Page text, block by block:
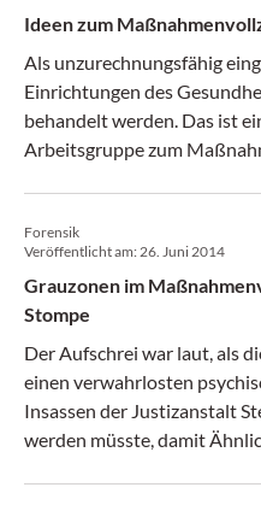
Ideen zum
Als unzurechnungsfähig
Einrichtungen des
behandelt werden. Das ist
Arbeitsgruppe zum
Forensik
Veröffentlicht am:26. Juni 2014
Grauzonen im
Stompe
Der Aufschrei war laut, als
einen verwahrlosten
Insassen der Justizanstalt
werden müsste, damit